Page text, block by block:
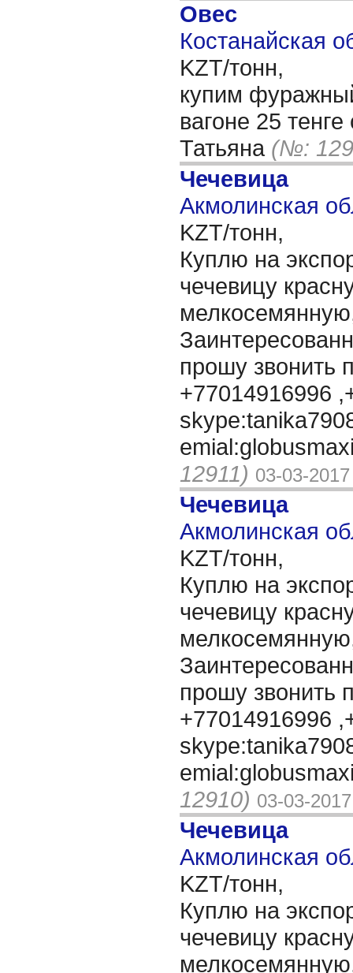
Овес
Костанайская
KZT/тонн,
купим
вагоне 25
Татьяна (№:
Чечевица
Акмолинская
KZT/тонн,
Куплю на
чечевицу
прошу звонить
+77014916996
12911) 03-03-2017
Чечевица
Акмолинская
KZT/тонн,
Куплю на
чечевицу
прошу звонить
+77014916996
12910) 03-03-2017
Чечевица
Акмолинская
KZT/тонн,
Куплю на
чечевицу